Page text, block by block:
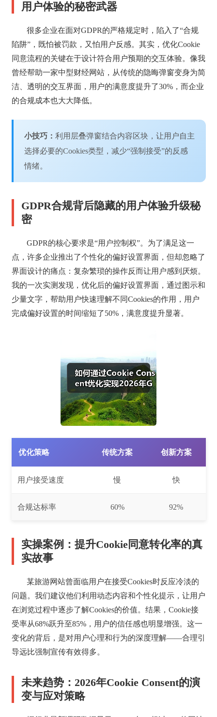
用户体验的秘密武器
很多企业在面对GDPR的严格规定时，陷入了“合规
陷阱”，既怕被罚款，又怕用户反感。其实，优化Cookie
同意流程的关键在于设计符合用户预期的交互体验。像我
曾经帮助一家中型财经网站，从传统的隐晦弹窗变身为简
洁、透明的交互界面，用户的满意度提升了30%，而企业
的合规成本也大大降低。
小技巧： 利用层叠弹窗结合内容区块，让用户自主
选择必要的Cookies类型，减少“强制接受”的反感
情绪。
GDPR合规背后隐藏的用户体验升级秘
密
GDPR的核心要求是“用户控制权”。为了满足这一
点，许多企业推出了个性化的偏好设置界面，但却忽略了
界面设计的痛点：复杂繁琐的操作反而让用户感到厌烦。
我的一次实测发现，优化后的偏好设置界面，通过图示和
少量文字，帮助用户快速理解不同Cookies的作用，用户
完成偏好设置的时间缩短了50%，满意度提升显著。
优化策略 传统方案 创新方案
用户接受速度 慢 快
合规达标率 60% 92%
实操案例：提升Cookie同意转化率的真
实故事
某旅游网站曾面临用户在接受Cookies时反应冷淡的
问题。我们建议他们利用动态内容和个性化提示，让用户
在浏览过程中逐步了解Cookies的价值。结果，Cookie接
受率从68%跃升至85%，用户的信任感也明显增强。这一
变化的背后，是对用户心理和行为的深度理解——合理引
导远比强制宣传有效得多。
未来趋势：2026年Cookie Consent的演
变与应对策略